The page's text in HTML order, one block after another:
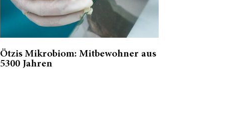
Ötzis Mikrobiom: Mitbewohner aus
5300 Jahren